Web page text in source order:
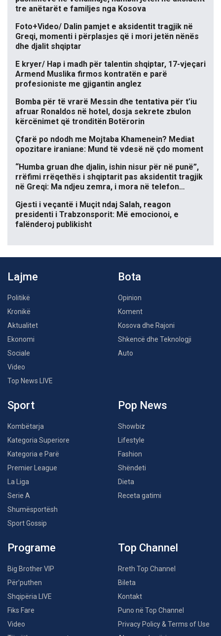
tre anëtarët e familjes nga Kosova
Foto+Video/ Dalin pamjet e aksidentit tragjik në
Greqi, momenti i përplasjes që i mori jetën nënës
dhe djalit shqiptar
E kryer/ Hap i madh për talentin shqiptar, 17-vjeçari
Armend Muslika firmos kontratën e parë
profesioniste me gjigantin anglez
Bomba për të vrarë Messin dhe tentativa për t’iu
afruar Ronaldos në hotel, dosja sekrete zbulon
kërcënimet që tronditën Botërorin
Çfarë po ndodh me Mojtaba Khamenein? Mediat
opozitare iraniane: Mund të vdesë në çdo moment
“Humba gruan dhe djalin, ishin nisur për në punë”,
rrëfimi rrëqethës i shqiptarit pas aksidentit tragjik
në Greqi: Ma ndjeu zemra, i mora në telefon…
Gjesti i veçantë i Muçit ndaj Salah, reagon
presidenti i Trabzonsporit: Më emocionoi, e
falënderoj publikisht
Lajme
Politikë
Kronikë
Aktualitet
Ekonomi
Sociale
Video
Top News LIVE
Bota
Opinion
Koment
Kosova dhe Rajoni
Shkencë dhe Teknologji
Auto
Sport
Kombëtarja
Kategoria Superiore
Kategoria e Parë
Premier League
La Liga
Serie A
Shumësportësh
Sport Gossip
Pop News
Showbiz
Lifestyle
Fashion
Shëndeti
Dieta
Receta gatimi
Programe
Big Brother VIP
Për’puthen
Shqipëria LIVE
Fiks Fare
Video
Top Channel
Rreth Top Channel
Bileta
Kontakt
Puno në Top Channel
Privacy Policy & Terms of Use